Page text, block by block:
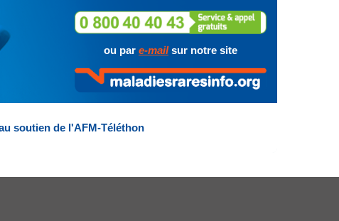
ou par e-mailsur notre site
soutien de l'AFM-Téléthon